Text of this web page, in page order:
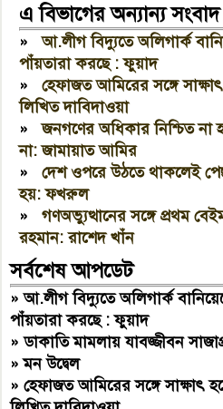
এ বিভাগের অন্যান্য সংবাদ
»আ.লীগ বিদ্যুতে অলিগার্ক
পাঁয়তারা করছে : ফুয়াদ
»হেফাজত আমিরের সঙ্গে সাক্ষাৎ
লিখিত দাবিদাওয়া
»জনগণের অধিকার নিশ্চিত না
না: জামায়াত আমির
»দেশ ওপরে উঠতে থাকলেই
হয়: ফখরুল
»গণঅভ্যুত্থানের সঙ্গে প্রথম
রহমান: রাশেদ খাঁন
সর্বশেষ আপডেট
»আ.লীগ বিদ্যুতে অলিগার্ক
পাঁয়তারা করছে : ফুয়াদ
»ডাকাতি মামলায় যাবজ্জীবন
»মন উদ্বেল
»হেফাজত আমিরের সঙ্গে সাক্ষাৎ